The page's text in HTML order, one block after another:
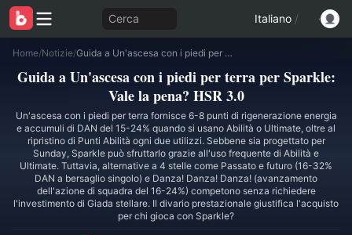
Cerca Italiano /
Home/Notizie/ Guida a Un'ascesa con i piedi per terra per Sparkle: Vale la pena? HSR 3.0
Guida a Un'ascesa con i piedi per terra per Sparkle:
Vale la pena? HSR 3.0
Un'ascesa con i piedi per terra fornisce 6-8 punti di rigenerazione energia
e accumuli di DAN del 15-24% quando si usano Abilità o Ultimate, oltre al
ripristino di Punti Abilità ogni due utilizzi. Sebbene sia progettato per
Sunday, Sparkle può sfruttarlo grazie all'uso frequente di Abilità e
Ultimate. Tuttavia, alternative a 4 stelle come Passato e futuro (16-32%
DAN a bersaglio singolo) e Danza! Danza! Danza! (avanzamento
dell'azione di squadra del 16-24%) competono senza richiedere
l'investimento di Giada stellare. Il divario prestazionale giustifica l'acquisto
per chi gioca con Sparkle?